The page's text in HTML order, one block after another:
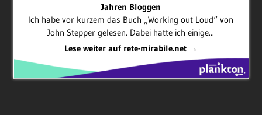
Jahren Bloggen
Ich habe vor kurzem das Buch „Working out Loud“ von
John Stepper gelesen. Dabei hatte ich einige...
Lese weiter auf rete-mirabile.net →